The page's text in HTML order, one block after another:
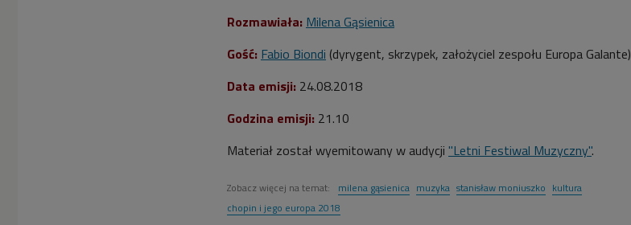
Rozmawiała: Milena Gąsienica
Gość: Fabio Biondi (dyrygent, skrzypek, założyciel zespołu Europa Galante)
Data emisji: 24.08.2018
Godzina emisji: 21.10
Materiał został wyemitowany w audycji "Letni Festiwal Muzyczny".
Zobacz więcej na temat: milena gąsienica muzyka stanisław moniuszko kultura
chopin i jego europa 2018